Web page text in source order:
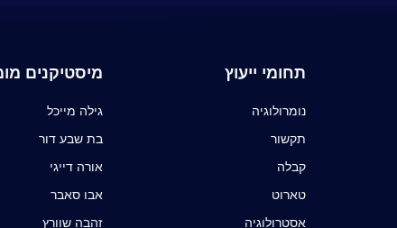
תחומי ייעוץ
נומרולוגיה
תקשור
קבלה
טארוט
אסטרולוגיה
מיסטיקנים
גילה מייכל
בת שבע דור
אורה דייגי
אבו סאבר
זהבה שוורץ